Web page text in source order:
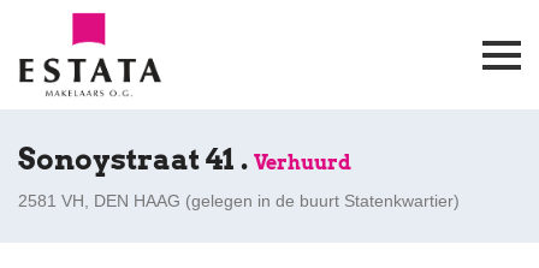
Sonoystraat 41 . Verhuurd
2581 VH, DEN HAAG (gelegen in de buurt Statenkwartier)